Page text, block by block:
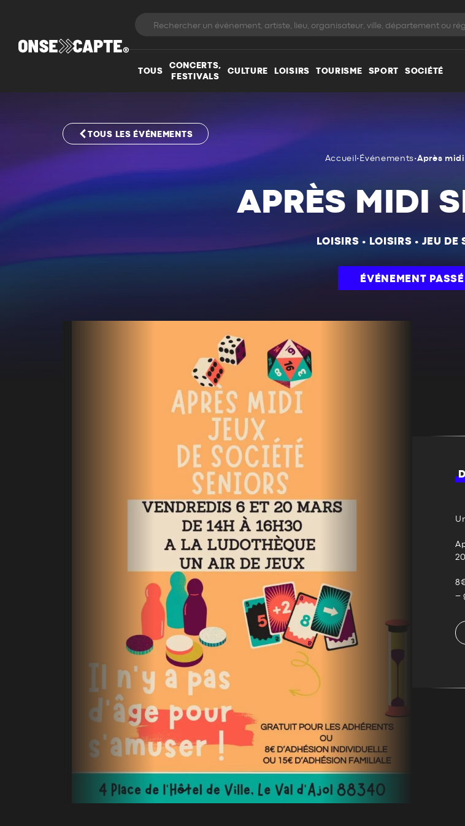
TOUS
CONCERTS,
FESTIVALS
CULTURE LOISIRS TOURISME SPORT SOCIÉTÉ
TOUS LES ÉVÉNEMENTS
Accueil • Événements•Après
APRÈS MIDI
LOISIRS • LOISIRS • JEU DE
ÉVÉNEMENT PASSÉ
–